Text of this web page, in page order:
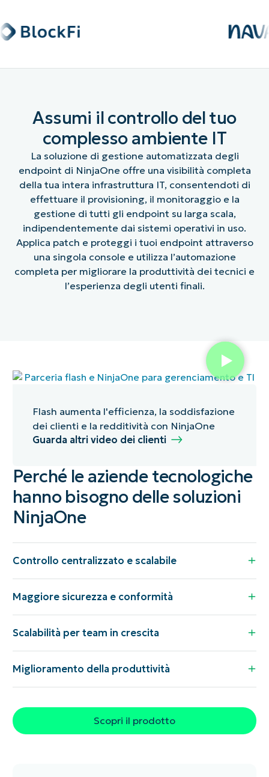
Assumi il controllo del tuo
complesso ambiente IT
La soluzione di gestione automatizzata degli
endpoint di NinjaOne offre una visibilità completa
della tua intera infrastruttura IT, consentendoti di
effettuare il provisioning, il monitoraggio e la
gestione di tutti gli endpoint su larga scala,
indipendentemente dai sistemi operativi in uso.
Applica patch e proteggi i tuoi endpoint attraverso
una singola console e utilizza l’automazione
completa per migliorare la produttività dei tecnici e
l’esperienza degli utenti finali.
Perché le aziende tecnologiche
hanno bisogno delle soluzioni
NinjaOne
Controllo centralizzato e scalabile
Maggiore sicurezza e conformità
Scalabilità per team in crescita
Miglioramento della produttività
Scopri il prodotto
Flash aumenta l'efficienza, la soddisfazione
dei clienti e la redditività con NinjaOne
Guarda altri video dei clienti